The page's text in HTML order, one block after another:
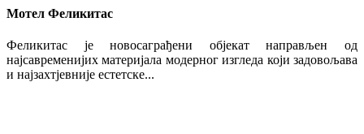
Мотел Феликитас
Феликитас је новосаграђени објекат направљен од
најсавременијих материјала модерног изгледа који задовољава
и најзахтјевније естетске...